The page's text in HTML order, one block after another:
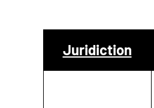
CONTACTER
Juridiction